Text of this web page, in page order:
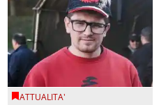
ATTUALITA'